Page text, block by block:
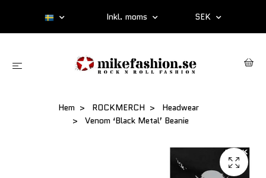
Inkl. moms SEK
Hem ROCKMERCH
Headwear
Venom ‘Black Metal’ Beanie